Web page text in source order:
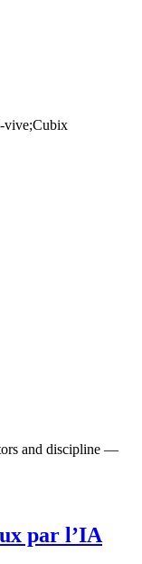
vive;Cubix
and discipline —
par l’IA